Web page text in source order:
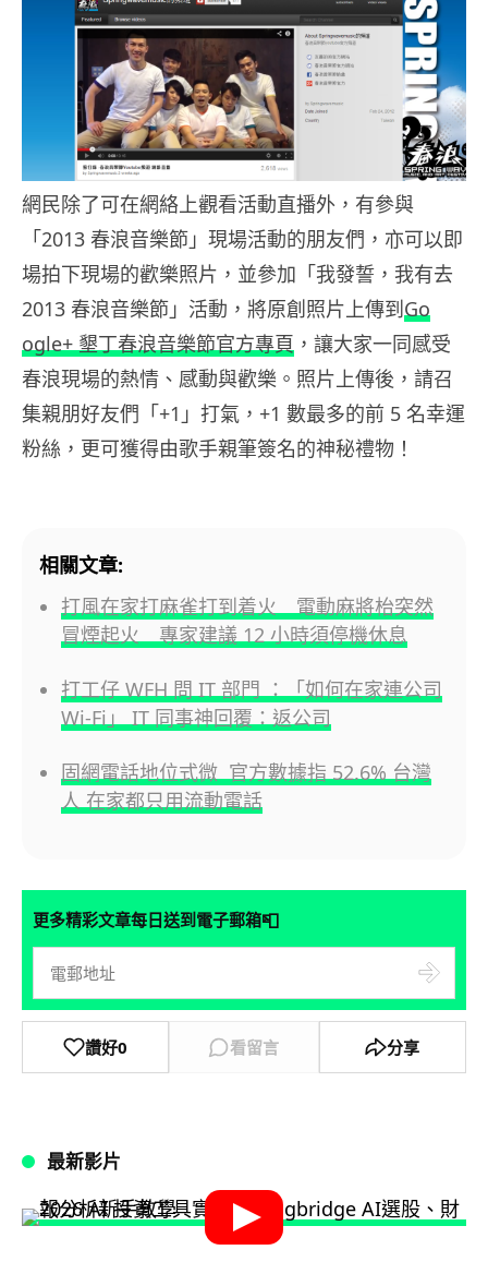
網民除了可在網絡上觀看活動直播外，有參與
「2013 春浪音樂節 」現場活動的朋友們，亦可以即
場拍下現場的歡樂照片，並參加「我發誓，我有去
2013 春浪音樂節」活動，將原創照片上傳到Go
ogle+墾丁春浪音樂節官方專頁 ，讓大家一同感受
春浪現場的熱情、 感動與歡樂。照片上傳後，請召
集親朋好友們「+1」打氣，+1 數最多的前 5 名幸運
粉絲，更可獲得由歌手親筆簽名的神秘禮物！
相關文章:
打風在家打麻雀打到着火 電動麻將枱突然
冒煙起火 專家建議 12 小時須停機休息
打工仔 WFH 問 IT 部門 ：「如何在家連公司
Wi-Fi」 IT 同事神回覆：返公司
固網電話地位式微 官方數據指 52.6% 台灣
人 在家都只用流動電話
更多精彩文章每日送到電子郵箱📮
讚好0 看留言 分享
最新影片